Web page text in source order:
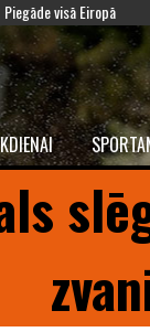
Piegāde visā Eiropā